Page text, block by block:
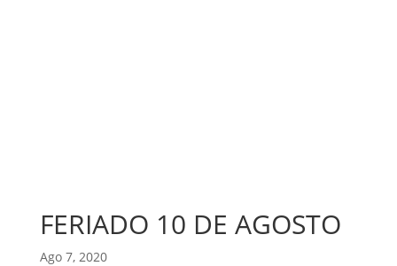
FERIADO 10 DE AGOSTO
Ago 7, 2020